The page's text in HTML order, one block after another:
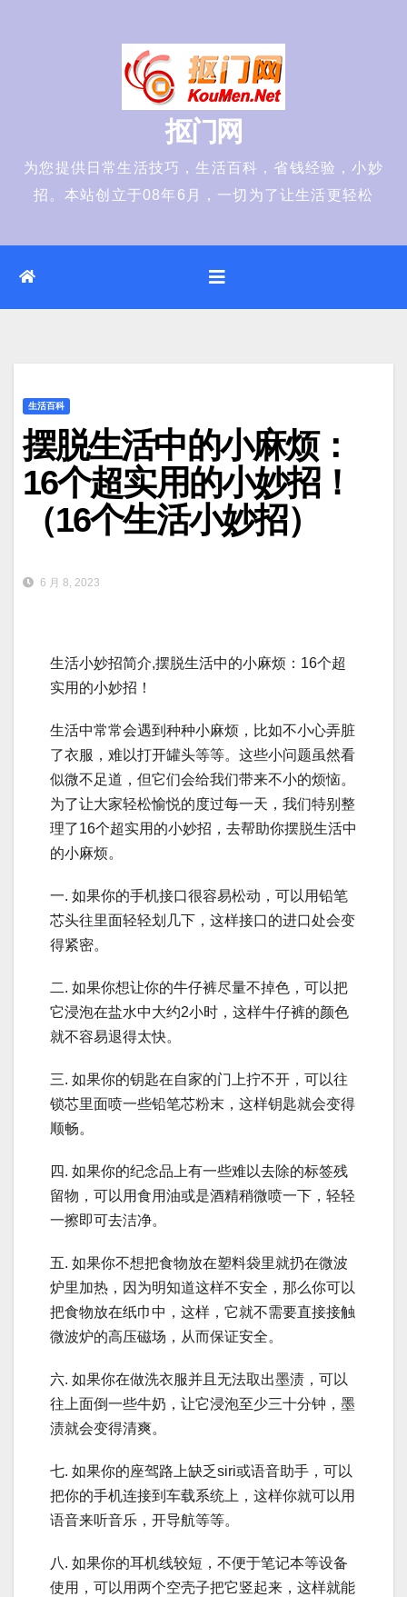
抠门网
为您提供日常生活技巧，生活百科，省钱经验，小妙
招。本站创立于08年6月，一切为了让生活更轻松
生活百科
摆脱生活中的小麻烦：
16个超实用的小妙招！
（16个生活小妙招）
6 月 8, 2023
生活小妙招简介,摆脱生活中的小麻烦：16个超
实用的小妙招！
生活中常常会遇到种种小麻烦，比如不小心弄脏
了衣服，难以打开罐头等等。这些小问题虽然看
似微不足道，但它们会给我们带来不小的烦恼。
为了让大家轻松愉悦的度过每一天，我们特别整
理了16个超实用的小妙招，去帮助你摆脱生活中
的小麻烦。
一. 如果你的手机接口很容易松动，可以用铅笔
芯头往里面轻轻划几下，这样接口的进口处会变
得紧密。
二. 如果你想让你的牛仔裤尽量不掉色，可以把
它浸泡在盐水中大约2小时，这样牛仔裤的颜色
就不容易退得太快。
三. 如果你的钥匙在自家的门上拧不开，可以往
锁芯里面喷一些铅笔芯粉末，这样钥匙就会变得
顺畅。
四. 如果你的纪念品上有一些难以去除的标签残
留物，可以用食用油或是酒精稍微喷一下，轻轻
一擦即可去洁净。
五. 如果你不想把食物放在塑料袋里就扔在微波
炉里加热，因为明知道这样不安全，那么你可以
把食物放在纸巾中，这样，它就不需要直接接触
微波炉的高压磁场，从而保证安全。
六. 如果你在做洗衣服并且无法取出墨渍，可以
往上面倒一些牛奶，让它浸泡至少三十分钟，墨
渍就会变得清爽。
七. 如果你的座驾路上缺乏siri或语音助手，可以
把你的手机连接到车载系统上，这样你就可以用
语音来听音乐，开导航等等。
八. 如果你的耳机线较短，不便于笔记本等设备
使用，可以用两个空壳子把它竖起来，这样就能